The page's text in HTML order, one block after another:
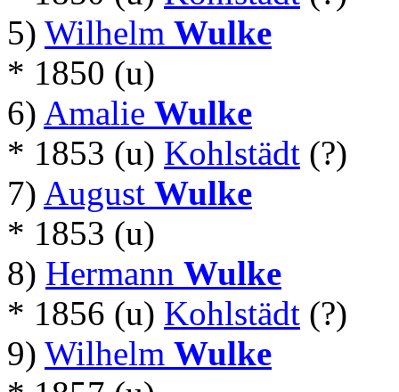
5) Wilhelm Wulke
* 1850 (u)
6) Amalie Wulke
* 1853 (u) Kohlstädt (?)
7) August Wulke
* 1853 (u)
8) Hermann Wulke
* 1856 (u) Kohlstädt (?)
9) Wilhelm Wulke